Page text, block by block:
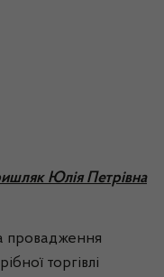
Юлія Петрівна
провадження
торгівлі